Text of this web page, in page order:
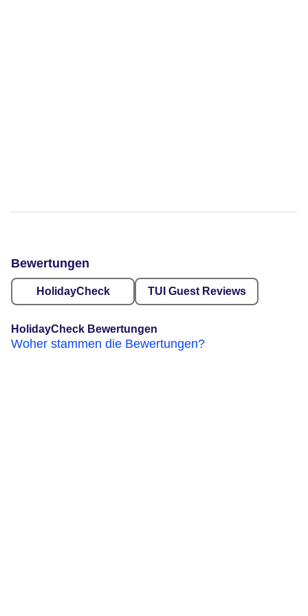
Bewertungen
HolidayCheck TUI Guest Reviews
HolidayCheck Bewertungen
Woher stammen die Bewertungen?